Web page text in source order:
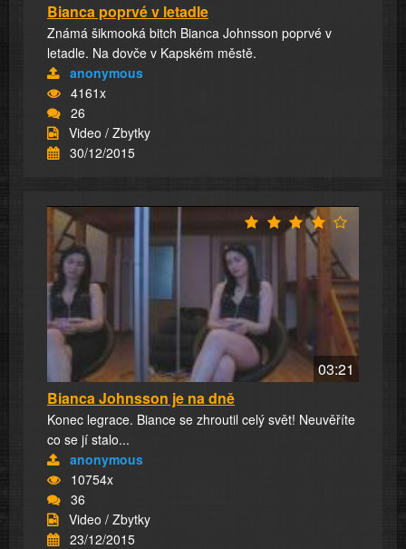
Bianca poprvé v letadle
Známá šikmooká bitch Bianca Johnsson poprvé v
letadle. Na dovče v Kapském městě.
anonymous
4161x
26
Video / Zbytky
30/12/2015
03:21
Bianca Johnsson je na dně
Konec legrace. Biance se zhroutil celý svět! Neuvěříte
co se jí stalo...
anonymous
10754x
36
Video / Zbytky
23/12/2015